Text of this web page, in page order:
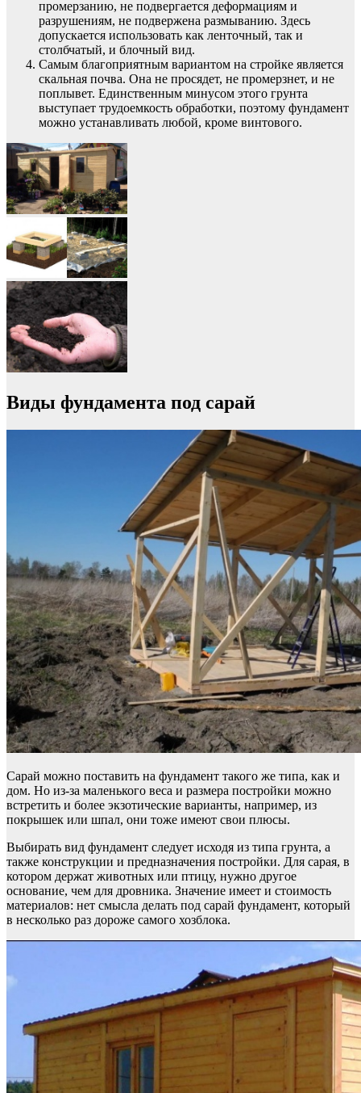
промерзанию, не подвергается деформациям и
разрушениям, не подвержена размыванию. Здесь
допускается использовать как ленточный, так и
столбчатый, и блочный вид.
Самым благоприятным вариантом на стройке является
скальная почва. Она не просядет, не промерзнет, и не
поплывет. Единственным минусом этого грунта
выступает трудоемкость обработки, поэтому фундамент
можно устанавливать любой, кроме винтового.
Виды фундамента под сарай
Сарай можно поставить на фундамент такого же типа, как и
дом. Но из-за маленького веса и размера постройки можно
встретить и более экзотические варианты, например, из
покрышек или шпал, они тоже имеют свои плюсы.
Выбирать вид фундамент следует исходя из типа грунта, а
также конструкции и предназначения постройки. Для сарая, в
котором держат животных или птицу, нужно другое
основание, чем для дровника. Значение имеет и стоимость
материалов: нет смысла делать под сарай фундамент, который
в несколько раз дороже самого хозблока.